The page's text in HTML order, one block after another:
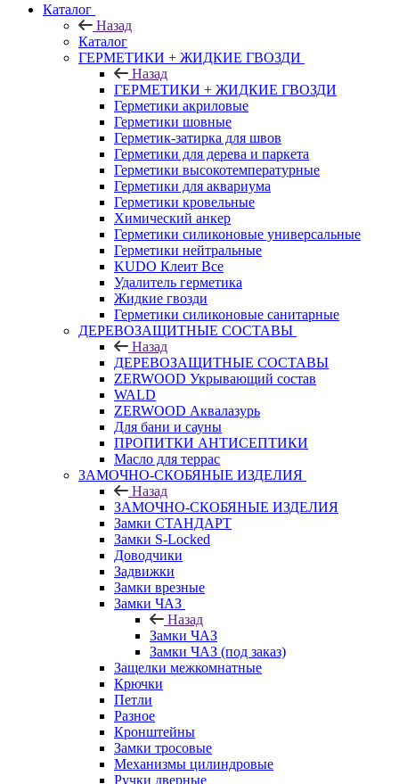
Каталог
Назад
Каталог
ГЕРМЕТИКИ + ЖИДКИЕ ГВОЗДИ
Назад
ГЕРМЕТИКИ + ЖИДКИЕ ГВОЗДИ
Герметики акриловые
Герметики шовные
Герметик-затирка для швов
Герметики для дерева и паркета
Герметики высокотемпературные
Герметики для аквариума
Герметики кровельные
Химический анкер
Герметики силиконовые универсальные
Герметики нейтральные
KUDO Клеит Все
Удалитель герметика
Жидкие гвозди
Герметики силиконовые санитарные
ДЕРЕВОЗАЩИТНЫЕ СОСТАВЫ
Назад
ДЕРЕВОЗАЩИТНЫЕ СОСТАВЫ
ZERWOOD Укрывающий состав
WALD
ZERWOOD Аквалазурь
Для бани и сауны
ПРОПИТКИ АНТИСЕПТИКИ
Масло для террас
ЗАМОЧНО-СКОБЯНЫЕ ИЗДЕЛИЯ
Назад
ЗАМОЧНО-СКОБЯНЫЕ ИЗДЕЛИЯ
Замки СТАНДАРТ
Замки S-Locked
Доводчики
Задвижки
Замки врезные
Замки ЧАЗ
Назад
Замки ЧАЗ
Замки ЧАЗ (под заказ)
Защелки межкомнатные
Крючки
Петли
Разное
Кронштейны
Замки тросовые
Механизмы цилиндровые
Ручки дверные